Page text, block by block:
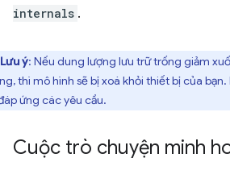
internals .
Lưu ý: Nếu dung lượng lưu trữ trống giảm
thì mô hình sẽ bị xoá khỏi thiết bị của
ứng các yêu cầu.
Cuộc trò chuyện minh